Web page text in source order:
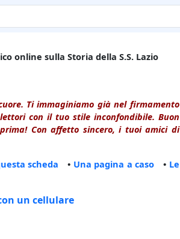
online sulla Storia della S.S. Lazio
Ti immaginiamo già nel firmamento
con il tuo stile inconfondibile. Buon
Con affetto sincero, i tuoi amici di
scheda • Una pagina a caso • Le
un cellulare